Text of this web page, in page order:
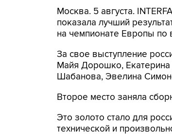
Москва. 5 августа.
показала лучший
на чемпионате Европы
За свое выступление
Майя Дорошко, Екатерина
Шабанова, Эвелина
Второе место заняла
Это золото стало для
технической и